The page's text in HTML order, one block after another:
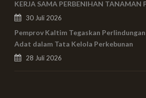
KERJA SAMA PERBENIHAN TANAMAN
30 Juli 2026
Pemprov Kaltim Tegaskan
Adat dalam Tata Kelola Perkebunan
28 Juli 2026